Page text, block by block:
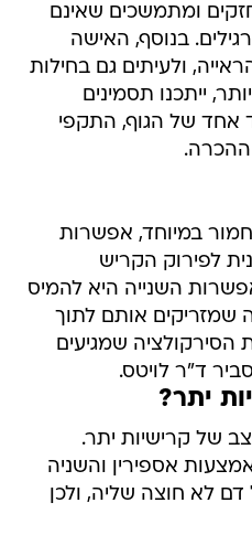
ומתמשכים שאינם
בנוסף, האישה
ולעיתים גם בחילות
ייתכנו תסמינים
אחד של הגוף, התקפי
ההכרה.
"במקרים נדירים של CVT חמור במיוחד, אפשרות
לפירוק הקריש
השנייה היא להמיס
שמזריקים אותם לתוך
הסירקולציה שמגיעים
ד"ר לויטס.
יתר?
של קרישיות יתר.
אספירין והשניה
דם לא חוצה שליה, ולכן